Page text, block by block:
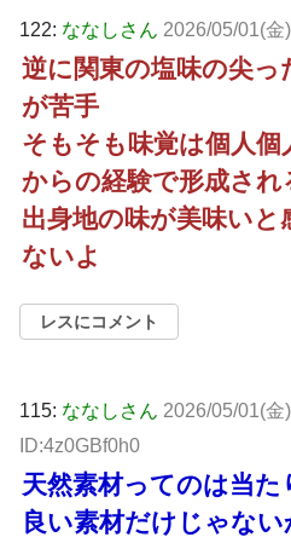
122: ななしさん 2026/05/01(
逆に関東の塩味の尖
が苦手
そもそも味覚は個人
からの経験で形成され
出身地の味が美味い
ないよ
レスにコメント
115: ななしさん 2026/05/01(金
ID:4z0GBf0h0
天然素材ってのは当
良い素材だけじゃな